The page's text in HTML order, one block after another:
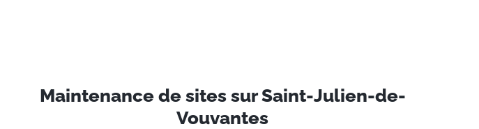
Maintenance de sites sur Saint-Julien-de-
Vouvantes